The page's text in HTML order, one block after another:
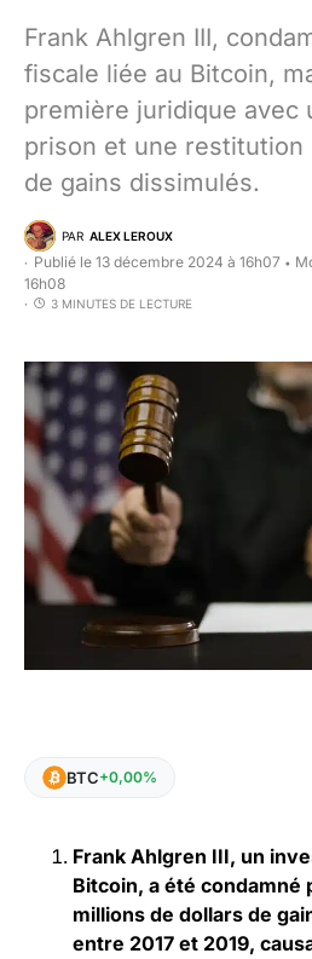
Frank Ahlgren III,
fiscale liée au Bitcoin,
première juridique avec
prison et une restitution
de gains dissimulés.
PAR ALEX LEROUX
Publié le 13 décembre 2024 à 16h07 •
16h08
3 MINUTES DE LECTURE
BTC+0,00%
Frank Ahlgren III, un
Bitcoin, a été
millions de dollars de
entre 2017 et 2019,